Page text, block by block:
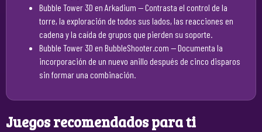
Bubble Tower 3D en Arkadium — Contrasta el control de la
torre, la exploración de todos sus lados, las reacciones en
cadena y la caída de grupos que pierden su soporte.
Bubble Tower 3D en BubbleShooter.com — Documenta la
incorporación de un nuevo anillo después de cinco disparos
sin formar una combinación.
Juegos recomendados para ti